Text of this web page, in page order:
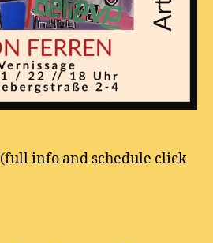
(full info and schedule click